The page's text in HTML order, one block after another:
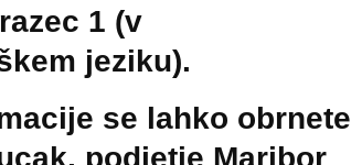
1 (v
jeziku).
se lahko obrnete
podjetje Maribor